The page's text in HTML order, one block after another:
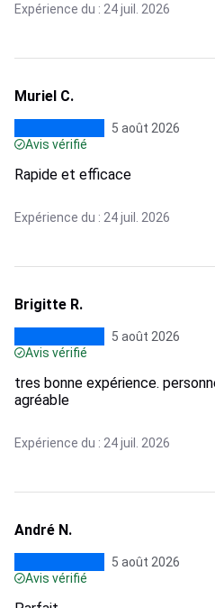
Expérience du : 24 juil. 2026
Muriel C.
5 août 2026
Avis vérifié
Rapide et efficace
Expérience du : 24 juil. 2026
Brigitte R.
5 août 2026
Avis vérifié
tres bonne expérience.
agréable
Expérience du : 24 juil. 2026
André N.
5 août 2026
Avis vérifié